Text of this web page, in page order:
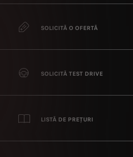
SOLICITĂ O OFERTĂ
SOLICITĂ TEST DRIVE
LISTĂ DE PREȚURI